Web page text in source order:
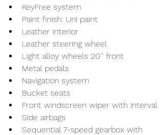
KeyFree system
Paint finish: Uni paint
Leather interior
Leather steering wheel
Light alloy wheels 20'' front
Metal pedals
Navigation system
Bucket seats
Front windscreen wiper with interval
Side airbags
Sequential 7-speed gearbox with